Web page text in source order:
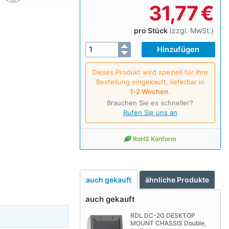
31,77€
pro Stück (zzgl. MwSt.)
Dieses Produkt wird speziell für Ihre
Bestellung eingekauft, lieferbar in
1‑2 Wochen.
Brauchen Sie es schneller?
Rufen Sie uns an
RoHS Konform
auch gekauft ähnliche Produkte
auch gekauft
RDL DC-2G DESKTOP
MOUNT CHASSIS Double,